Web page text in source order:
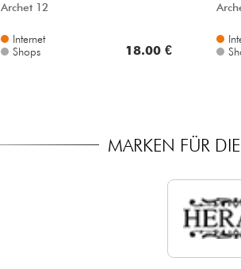
Archet 12
Internet
Shops
18.00 €
MARKEN FÜR